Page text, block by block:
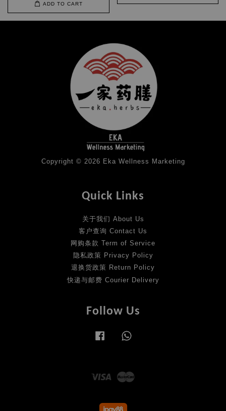
ADD TO CART
Copyright © 2026 Eka Wellness Marketing
Quick Links
关于我们 About Us
客户查询 Contact Us
网购条款 Term of Service
隐私政策 Privacy Policy
退换货政策 Return Policy
快递与邮费 Courier Delivery
Follow Us
Facebook
Visa